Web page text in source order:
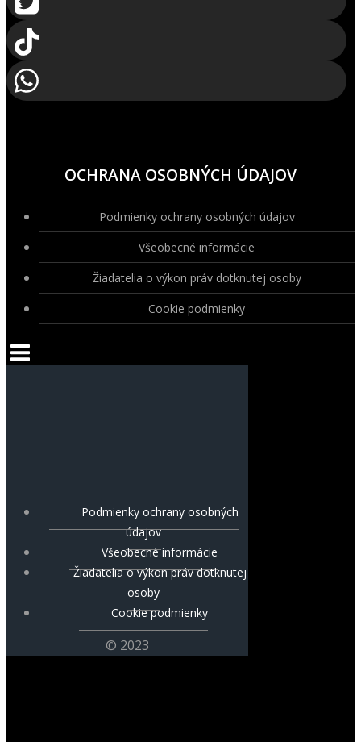
OCHRANA OSOBNÝCH ÚDAJOV
Podmienky ochrany osobných údajov
Všeobecné informácie
Žiadatelia o výkon práv dotknutej osoby
Cookie podmienky
Podmienky ochrany osobných
údajov
Všeobecné informácie
Žiadatelia o výkon práv dotknutej
osoby
Cookie podmienky
© 2023